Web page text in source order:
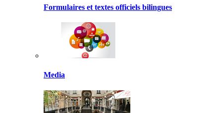
Formulaires et textes officiels bilingues
Media